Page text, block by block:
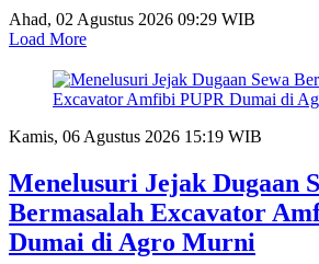
Ahad, 02 Agustus 2026 09:29 WIB
Load More
Kamis, 06 Agustus 2026 15:19 WIB
Menelusuri Jejak Dugaan
Bermasalah Excavator
Dumai di Agro Murni